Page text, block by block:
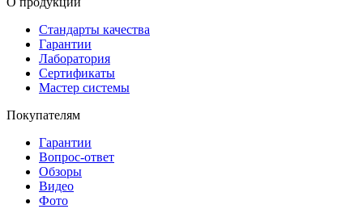
Стандарты качества
Гарантии
Лаборатория
Сертификаты
Мастер системы
Покупателям
Гарантии
Вопрос-ответ
Обзоры
Видео
Фото